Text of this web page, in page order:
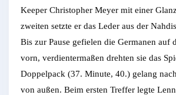
Keeper Christopher Meyer mit einer
zweiten setzte er das Leder aus der
Bis zur Pause gefielen die Germanen auf
vorn, verdientermaßen drehten sie das
Doppelpack (37. Minute, 40.) gelang
von außen. Beim ersten Treffer legte